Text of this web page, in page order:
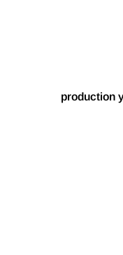
production